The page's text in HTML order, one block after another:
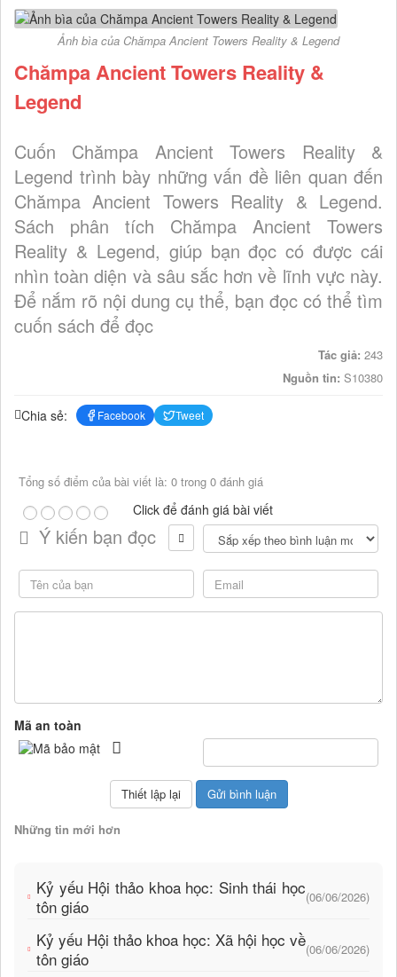
Ảnh bìa của Chămpa Ancient Towers Reality & Legend
Chămpa Ancient Towers Reality &
Legend
Cuốn Chămpa Ancient Towers Reality &
Legend trình bày những vấn đề liên quan đến
Chămpa Ancient Towers Reality & Legend.
Sách phân tích Chămpa Ancient Towers
Reality & Legend, giúp bạn đọc có được cái
nhìn toàn diện và sâu sắc hơn về lĩnh vực này.
Để nắm rõ nội dung cụ thể, bạn đọc có thể tìm
cuốn sách để đọc
Tác giả: 243
Nguồn tin: S10380
Chia sẻ: Facebook Tweet
Tổng số điểm của bài viết là: 0 trong 0 đánh giá
Click để đánh giá bài viết
Ý kiến bạn đọc
Mã an toàn
Những tin mới hơn
Kỷ yếu Hội thảo khoa học: Sinh thái học
tôn giáo
(06/06/2026)
Kỷ yếu Hội thảo khoa học: Xã hội học về
tôn giáo
(06/06/2026)